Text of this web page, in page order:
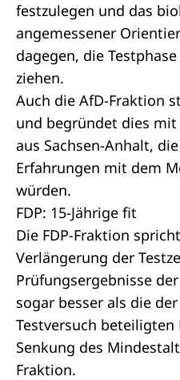
festzulegen und das
angemessener
dagegen, die
ziehen.
Auch die AfD-Fraktion
und begründet dies
aus Sachsen-Anhalt,
Erfahrungen mit dem
würden.
FDP: 15-Jährige fit
Die FDP-Fraktion
Verlängerung der
Prüfungsergebnisse
sogar besser als die
Testversuch beteiligten
Senkung des
Fraktion.